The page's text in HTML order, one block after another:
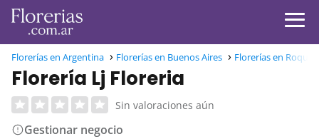
Florerías en Argentina Florerías en Buenos Aires Florerías en Roque
Florería Lj Floreria
Sin valoraciones aún
Gestionar negocio